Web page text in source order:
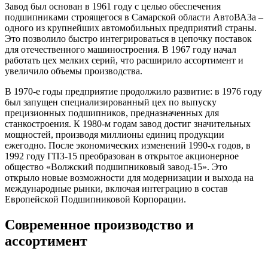
Завод был основан в 1961 году с целью обеспечения
подшипниками строящегося в Самарской области АвтоВАЗа –
одного из крупнейших автомобильных предприятий страны.
Это позволило быстро интегрироваться в цепочку поставок
для отечественного машиностроения. В 1967 году начал
работать цех мелких серий, что расширило ассортимент и
увеличило объемы производства.
В 1970-е годы предприятие продолжило развитие: в 1976 году
был запущен специализированный цех по выпуску
прецизионных подшипников, предназначенных для
станкостроения. К 1980-м годам завод достиг значительных
мощностей, производя миллионы единиц продукции
ежегодно. После экономических изменений 1990-х годов, в
1992 году ГПЗ-15 преобразован в открытое акционерное
общество «Волжский подшипниковый завод-15». Это
открыло новые возможности для модернизации и выхода на
международные рынки, включая интеграцию в состав
Европейской Подшипниковой Корпорации.
Современное производство и
ассортимент